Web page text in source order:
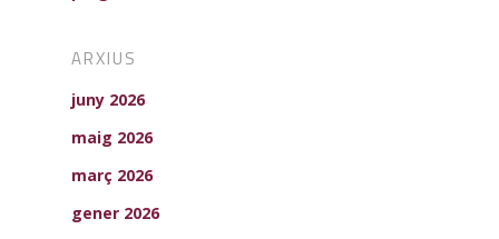
ARXIUS
juny 2026
maig 2026
març 2026
gener 2026